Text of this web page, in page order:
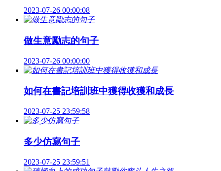
2023-07-26 00:00:08
做生意勵志的句子
2023-07-26 00:00:00
如何在書記培訓班中獲得收獲和成長
2023-07-25 23:59:58
多少仿寫句子
2023-07-25 23:59:51